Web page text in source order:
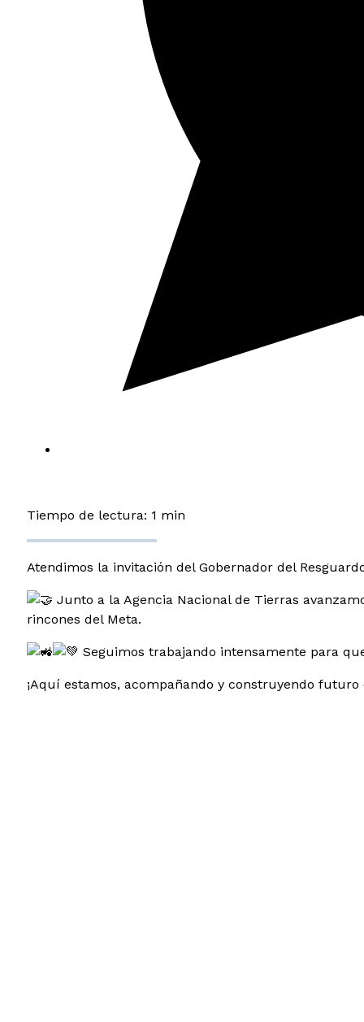
Tiempo de lectura: 1 min
Atendimos la invitación del Gobernador del
Junto a la Agencia Nacional de Tierras
rincones del Meta.
Seguimos trabajando intensamente para
¡Aquí estamos, acompañando y construyendo futuro